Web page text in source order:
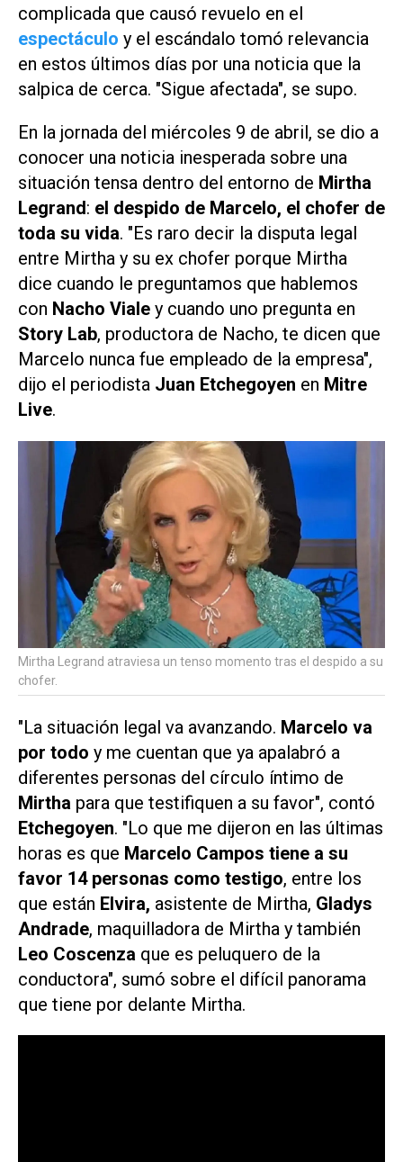
complicada que causó revuelo en el
espectáculo y el escándalo tomó relevancia
en estos últimos días por una noticia que la
salpica de cerca. "Sigue afectada", se supo.
En la jornada del miércoles 9 de abril, se dio a
conocer una noticia inesperada sobre una
situación tensa dentro del entorno de Mirtha
Legrand: el despido de Marcelo, el chofer de
toda su vida. "Es raro decir la disputa legal
entre Mirtha y su ex chofer porque Mirtha
dice cuando le preguntamos que hablemos
con Nacho Viale y cuando uno pregunta en
Story Lab, productora de Nacho, te dicen que
Marcelo nunca fue empleado de la empresa",
dijo el periodista Juan Etchegoyen en Mitre
Live.
Mirtha Legrand atraviesa un tenso momento tras el despido a su
chofer.
"La situación legal va avanzando. Marcelo va
por todo y me cuentan que ya apalabró a
diferentes personas del círculo íntimo de
Mirtha para que testifiquen a su favor", contó
Etchegoyen. "Lo que me dijeron en las últimas
horas es que Marcelo Campos tiene a su
favor 14 personas como testigo, entre los
que están Elvira, asistente de Mirtha, Gladys
Andrade, maquilladora de Mirtha y también
Leo Coscenza que es peluquero de la
conductora", sumó sobre el difícil panorama
que tiene por delante Mirtha.